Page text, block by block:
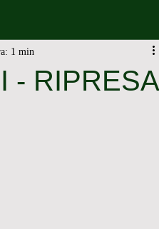
- RIPRESA
1 min